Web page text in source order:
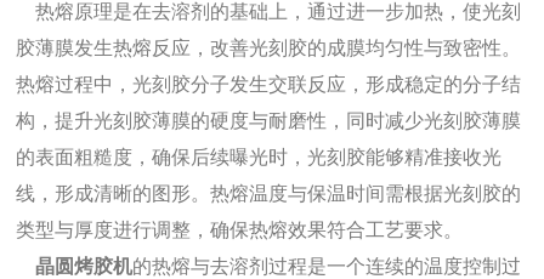
热熔原理是在去溶剂的基础上，通过进一步加热，使光刻
胶薄膜发生热熔反应，改善光刻胶的成膜均匀性与致密性。
热熔过程中，光刻胶分子发生交联反应，形成稳定的分子结
构，提升光刻胶薄膜的硬度与耐磨性，同时减少光刻胶薄膜
的表面粗糙度，确保后续曝光时，光刻胶能够精准接收光
线，形成清晰的图形。热熔温度与保温时间需根据光刻胶的
类型与厚度进行调整，确保热熔效果符合工艺要求。
晶圆烤胶机的热熔与去溶剂过程是一个连续的温度控制过